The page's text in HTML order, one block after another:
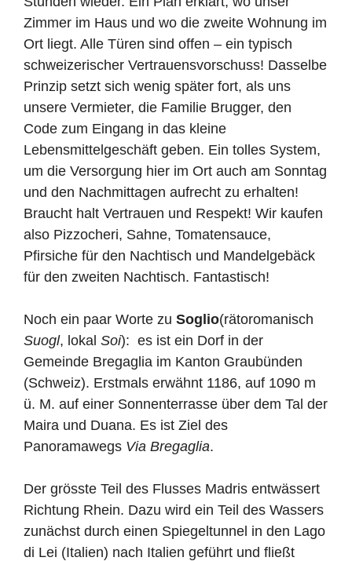
Zimmer im Haus und wo die zweite Wohnung im
Ort liegt. Alle Türen sind offen – ein typisch
schweizerischer Vertrauensvorschuss! Dasselbe
Prinzip setzt sich wenig später fort, als uns
unsere Vermieter, die Familie Brugger, den
Code zum Eingang in das kleine
Lebensmittelgeschäft geben. Ein tolles System,
um die Versorgung hier im Ort auch am Sonntag
und den Nachmittagen aufrecht zu erhalten!
Braucht halt Vertrauen und Respekt! Wir kaufen
also Pizzocheri, Sahne, Tomatensauce,
Pfirsiche für den Nachtisch und Mandelgebäck
für den zweiten Nachtisch. Fantastisch!
Noch ein paar Worte zu Soglio(rätoromanisch
Suogl, lokal Soi): es ist ein Dorf in der
Gemeinde Bregaglia im Kanton Graubünden
(Schweiz). Erstmals erwähnt 1186, auf 1090 m
ü. M. auf einer Sonnenterrasse über dem Tal der
Maira und Duana. Es ist Ziel des
Panoramawegs Via Bregaglia.
Der grösste Teil des Flusses Madris entwässert
Richtung Rhein. Dazu wird ein Teil des Wassers
zunächst durch einen Spiegeltunnel in den Lago
di Lei (Italien) nach Italien geführt und fließt